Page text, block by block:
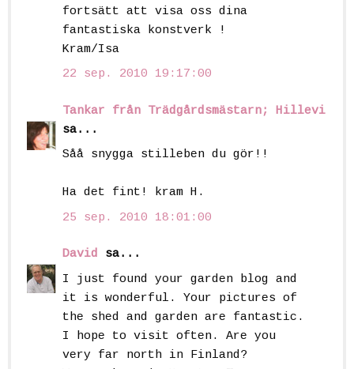
fortsätt att visa oss dina
fantastiska konstverk !
Kram/Isa
22 sep. 2010 19:17:00
Tankar från Trädgårdsmästarn; Hillevi
sa...
Såå snygga stilleben du gör!!
Ha det fint! kram H.
25 sep. 2010 18:01:00
David sa...
I just found your garden blog and
it is wonderful. Your pictures of
the shed and garden are fantastic.
I hope to visit often. Are you
very far north in Finland?